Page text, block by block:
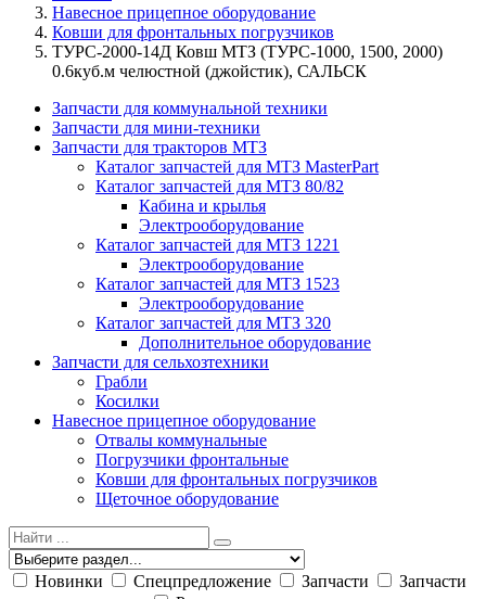
Навесное прицепное оборудование
Ковши для фронтальных погрузчиков
ТУРС-2000-14Д Ковш МТЗ (ТУРС-1000, 1500, 2000)
0.6куб.м челюстной (джойстик), САЛЬСК
Запчасти для коммунальной техники
Запчасти для мини-техники
Запчасти для тракторов МТЗ
Каталог запчастей для МТЗ MasterPart
Каталог запчастей для МТЗ 80/82
Кабина и крылья
Электрооборудование
Каталог запчастей для МТЗ 1221
Электрооборудование
Каталог запчастей для МТЗ 1523
Электрооборудование
Каталог запчастей для МТЗ 320
Дополнительное оборудование
Запчасти для сельхозтехники
Грабли
Косилки
Навесное прицепное оборудование
Отвалы коммунальные
Погрузчики фронтальные
Ковши для фронтальных погрузчиков
Щеточное оборудование
Новинки Спецпредложение Запчасти
Запчасти